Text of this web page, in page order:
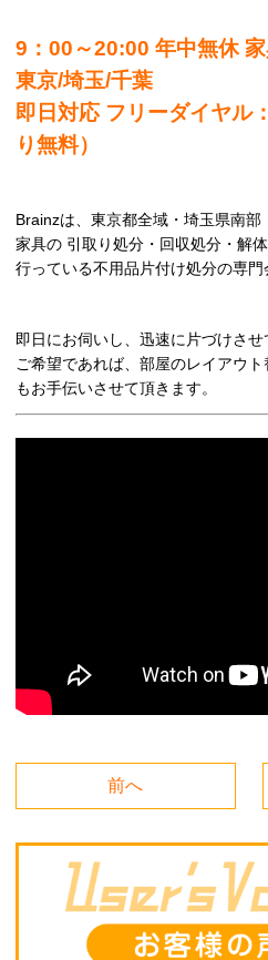
9：00～20:00 年中無休
東京/埼玉/千葉
即日対応 フリーダイヤル
り無料）
Brainzは、東京都全域・埼玉県南
家具の 引取り処分・回収処分・解
行っている不用品片付け処分の専門
即日にお伺いし、迅速に片づけさせ
ご希望であれば、部屋のレイアウ
もお手伝いさせて頂きます。
前へ